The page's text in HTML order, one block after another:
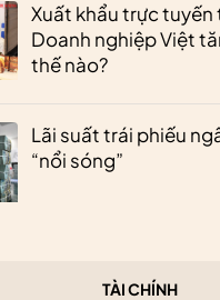
Xuất khẩu trực tuyến
Doanh nghiệp Việt
thế nào?
Lãi suất trái phiếu
“nổi sóng”
TÀI CHÍNH